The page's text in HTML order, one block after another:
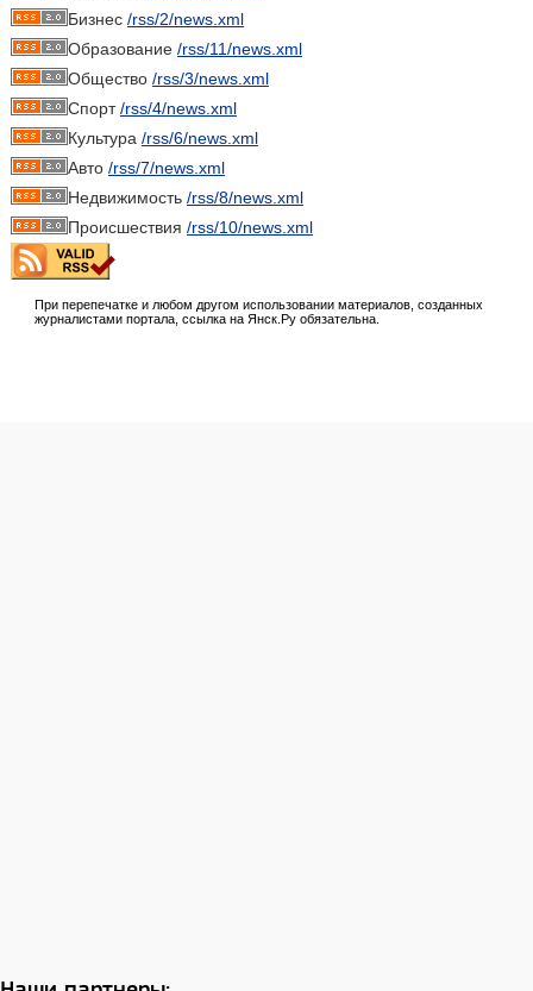
Бизнес /rss/2/news.xml
Образование /rss/11/news.xml
Общество /rss/3/news.xml
Спорт/rss/4/news.xml
Культура /rss/6/news.xml
Авто /rss/7/news.xml
Недвижимость /rss/8/news.xml
Происшествия /rss/10/news.xml
При перепечатке и любом другом использовании материалов, созданных
журналистами портала, ссылка на Янск.Ру обязательна.